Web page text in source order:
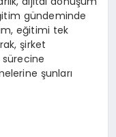
gündeminde
eğitimi tek
şirket
şunları